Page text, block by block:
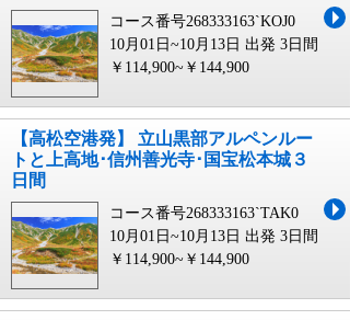
コース番号268333163`KOJ0
10月01日~10月13日 出発 3日間
￥114,900~￥144,900
【高松空港発】 立山黒部アルペンルー
トと上高地･信州善光寺･国宝松本城３
日間
コース番号268333163`TAK0
10月01日~10月13日 出発 3日間
￥114,900~￥144,900